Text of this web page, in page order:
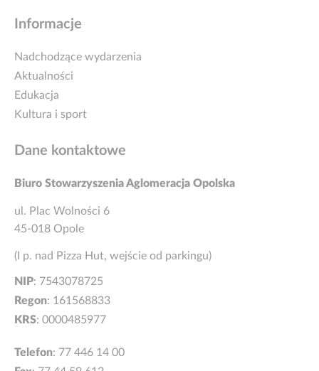
Informacje
Nadchodzące wydarzenia
Aktualności
Edukacja
Kultura i sport
Dane kontaktowe
Biuro Stowarzyszenia Aglomeracja Opolska
ul. Plac Wolności 6
45-018 Opole
(I p. nad Pizza Hut, wejście od parkingu)
NIP: 7543078725
Regon: 161568833
KRS: 0000485977
Telefon: 77 446 14 00